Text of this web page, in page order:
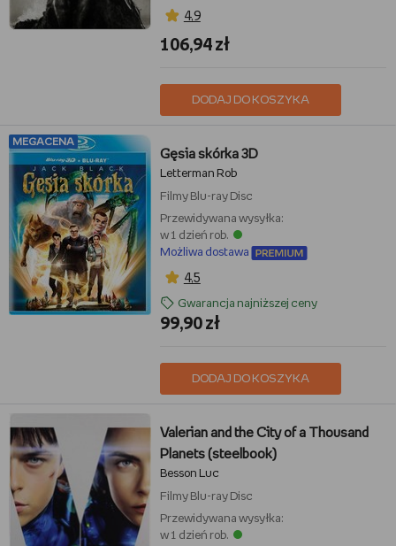
4,9
106,94 zł
DODAJ DO KOSZYKA
MEGACENA
Gęsia skórka 3D
Letterman Rob
Filmy Blu-ray Disc
Przewidywana wysyłka:
w 1 dzień rob.
Możliwa dostawa
4,5
Gwarancja najniższej ceny
99,90 zł
DODAJ DO KOSZYKA
Valerian and the City of a Thousand
Planets (steelbook)
Besson Luc
Filmy Blu-ray Disc
Przewidywana wysyłka:
w 1 dzień rob.